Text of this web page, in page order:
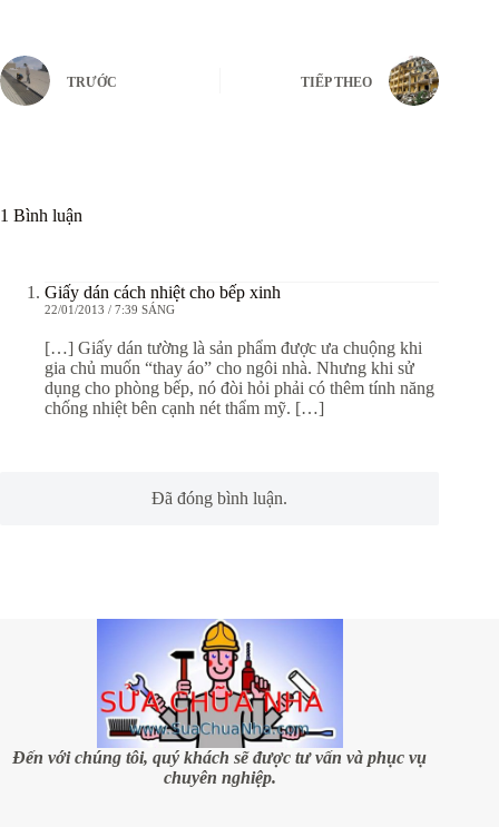
TRƯỚC TIẾP THEO
1 Bình luận
Giấy dán cách nhiệt cho bếp xinh
22/01/2013 / 7:39 SÁNG
[…] Giấy dán tường là sản phẩm được ưa chuộng khi
gia chủ muốn “thay áo” cho ngôi nhà. Nhưng khi sử
dụng cho phòng bếp, nó đòi hỏi phải có thêm tính năng
chống nhiệt bên cạnh nét thẩm mỹ. […]
Đã đóng bình luận.
Đến với chúng tôi, quý khách sẽ được tư vấn và phục vụ
chuyên nghiệp.